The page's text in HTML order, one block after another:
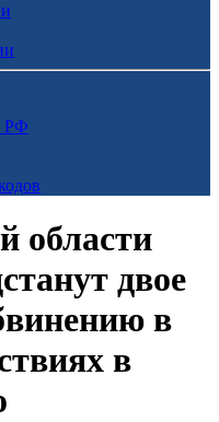
РФ
области
двое
в
в